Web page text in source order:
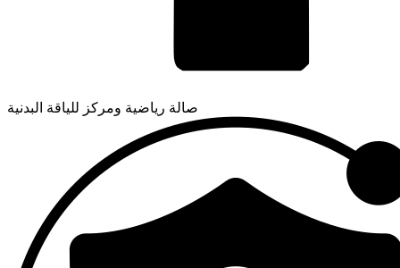
صالة رياضية ومركز للياقة البدنية